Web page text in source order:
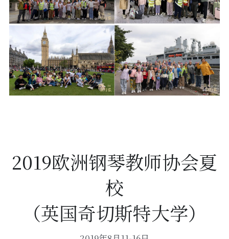
2019欧洲钢琴教师协会夏
校
（英国奇切斯特大学）